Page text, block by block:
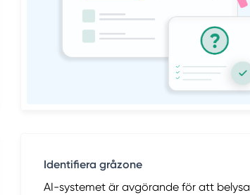
Identifiera gråzone
AI-systemet är avgörande för att belysa